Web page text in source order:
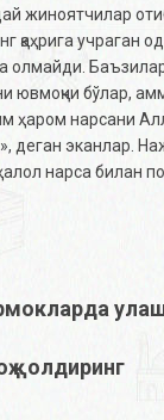
жиноятчилар
қаҳрига учраган
олмайди.
ювмоқчи бўлар,
ҳаром нарсани
деган эканлар.
нарса билан
қолдиринг